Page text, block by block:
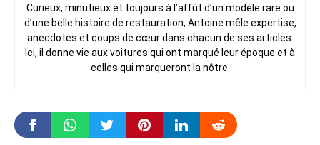
Curieux, minutieux et toujours à l’affût d’un modèle rare ou
d’une belle histoire de restauration, Antoine mêle expertise,
anecdotes et coups de cœur dans chacun de ses articles.
Ici, il donne vie aux voitures qui ont marqué leur époque et à
celles qui marqueront la nôtre.